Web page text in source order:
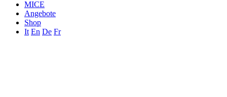
MICE
Angebote
Shop
It En De Fr